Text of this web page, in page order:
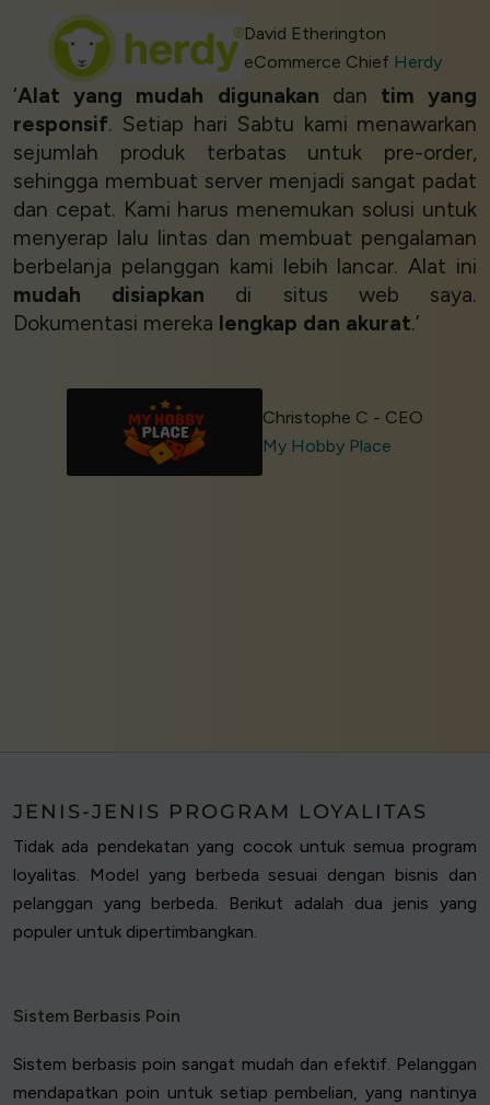
David Etherington
eCommerce Chief Herdy
‘Alat yang mudah digunakan dan tim yang
responsif. Setiap hari Sabtu kami menawarkan
sejumlah produk terbatas untuk pre-order,
sehingga membuat server menjadi sangat padat
dan cepat. Kami harus menemukan solusi untuk
menyerap lalu lintas dan membuat pengalaman
berbelanja pelanggan kami lebih lancar. Alat ini
mudah disiapkan di situs web saya.
Dokumentasi mereka lengkap dan akurat.’
Christophe C - CEO
My Hobby Place
JENIS-JENIS PROGRAM LOYALITAS
Tidak ada pendekatan yang cocok untuk semua program
loyalitas. Model yang berbeda sesuai dengan bisnis dan
pelanggan yang berbeda. Berikut adalah dua jenis yang
populer untuk dipertimbangkan.
Sistem Berbasis Poin
Sistem berbasis poin sangat mudah dan efektif. Pelanggan
mendapatkan poin untuk setiap pembelian, yang nantinya